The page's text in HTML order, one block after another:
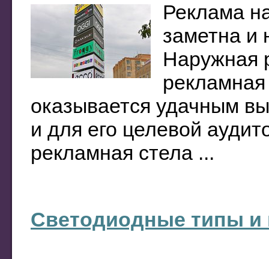
Реклама
заметна и
Наружная
рекламная
оказывается удачным
и для его целевой
рекламная стела ...
Светодиодные типы